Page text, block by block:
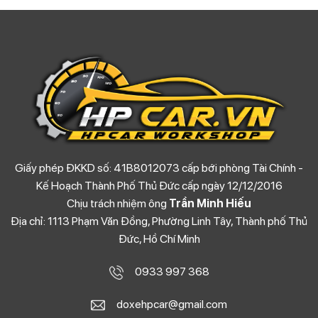
Giấy phép ĐKKD số: 41B8012073 cấp bới phòng Tài Chính -
Kế Hoạch Thành Phố Thủ Đức cấp ngày 12/12/2016
Chịu trách nhiệm ông Trần Minh Hiếu
Địa chỉ: 1113 Phạm Văn Đồng, Phường Linh Tây, Thành phố Thủ
Đức, Hồ Chí Minh
0933 997 368
doxehpcar@gmail.com